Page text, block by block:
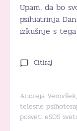
Upam, da bo
psihiatrinja
izkušnje s
Citiraj
Andreja
telesne
posvet: eSOS